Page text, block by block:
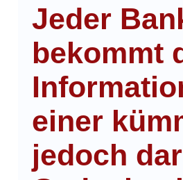
Jeder
bekommt
einer
jedoch